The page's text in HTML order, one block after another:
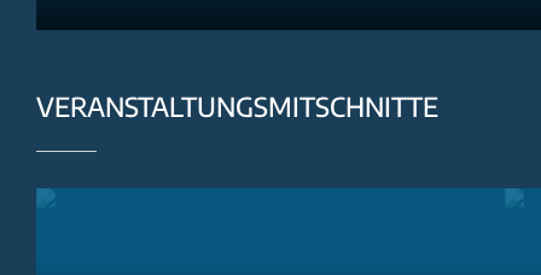
VERANSTALTUNGSMITSCHNITTE